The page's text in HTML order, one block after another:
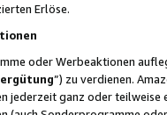
Erlöse.
oder Werbeaktionen
”) zu verdienen.
jederzeit ganz oder